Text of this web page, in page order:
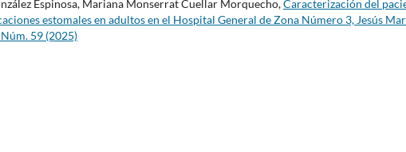
Espinosa, Mariana Monserrat Cuellar Morquecho,Caracterización del
estomales en adultos en el Hospital General de Zona Número 3, Jesús
59 (2025)